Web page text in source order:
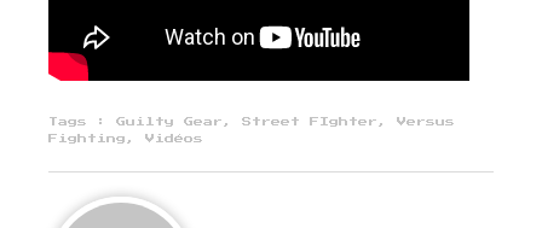
Tags : Guilty Gear , Street FIghter , Versus
Fighting , Vidéos